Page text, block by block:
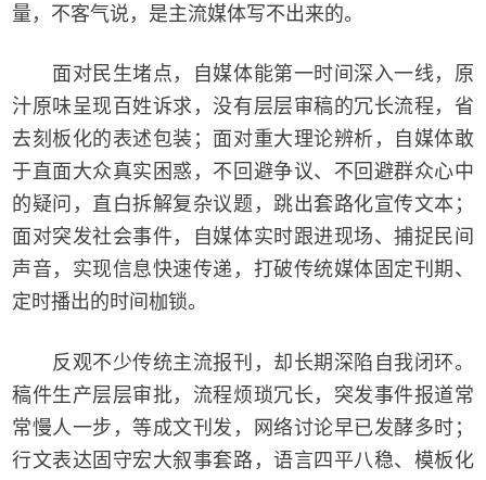
量，不客气说，是主流媒体写不出来的。
面对民生堵点，自媒体能第一时间深入一线，原
汁原味呈现百姓诉求，没有层层审稿的冗长流程，省
去刻板化的表述包装；面对重大理论辨析，自媒体敢
于直面大众真实困惑，不回避争议、不回避群众心中
的疑问，直白拆解复杂议题，跳出套路化宣传文本；
面对突发社会事件，自媒体实时跟进现场、捕捉民间
声音，实现信息快速传递，打破传统媒体固定刊期、
定时播出的时间枷锁。
反观不少传统主流报刊，却长期深陷自我闭环。
稿件生产层层审批，流程烦琐冗长，突发事件报道常
常慢人一步，等成文刊发，网络讨论早已发酵多时；
行文表达固守宏大叙事套路，语言四平八稳、模板化